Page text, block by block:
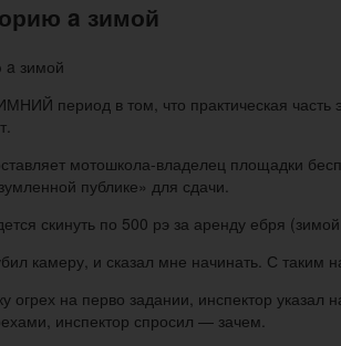
a зимой
период в том, что практическая
мотошкола-владелец площадки
публике» для сдачи.
скинуть по 500 рэ за аренду ебря
камеру, и сказал мне начинать. С
огрех на перво задании, инспектор
инспектор спросил — зачем.